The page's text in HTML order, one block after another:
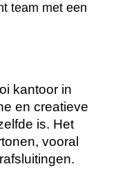
team met een
kantoor in
en creatieve
is. Het
vooral